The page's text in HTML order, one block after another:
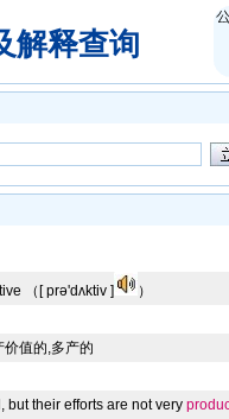
解释查询
（[ prə'dʌktiv ] ）
值的,多产的
but their efforts are not very